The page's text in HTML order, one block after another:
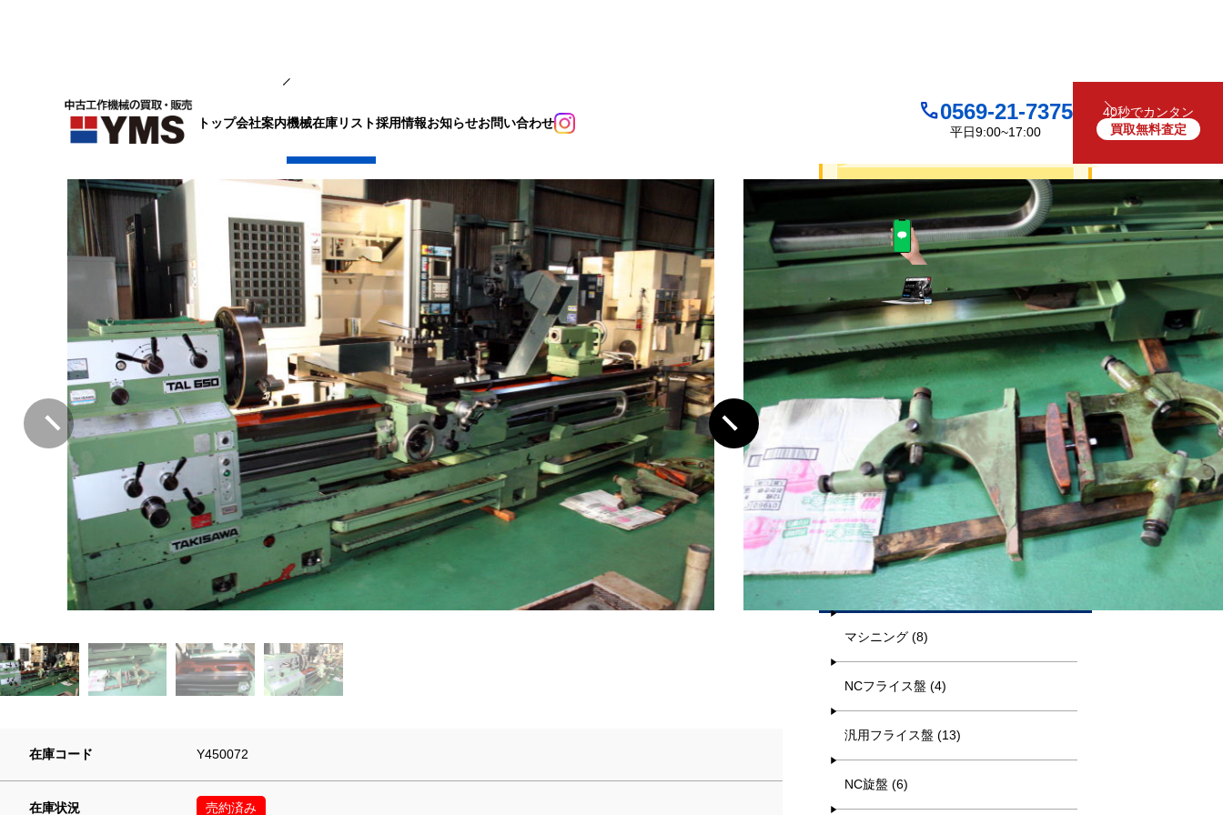
トップ会社案内機械在庫リスト採用情報お知らせお問い合わせ 0569-21-7375
平日9:00~17:00
40秒でカンタン
買取無料査定
3m旋盤
在庫コード Y450072
在庫状況 売約済み
買取について
お見積り・査定は 無料
LINEで査定（友だち追加）
買取フォームで査定
お電話でも受け付けております
0569-21-7375
平日9:00~17:00
キーワード検索
カテゴリー一覧
マシニング (8)
NCフライス盤 (4)
汎用フライス盤 (13)
NC旋盤 (6)